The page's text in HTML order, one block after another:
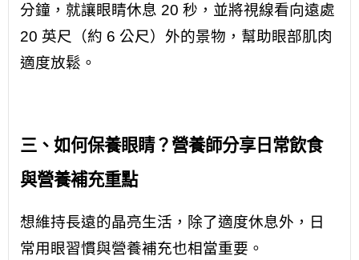
分鐘，就讓眼睛休息 20 秒，並將視線看向遠處
20 英尺（約 6 公尺）外的景物，幫助眼部肌肉
適度放鬆。
三、如何保養眼睛？營養師分享日常飲食
與營養補充重點
想維持長遠的晶亮生活，除了適度休息外，日
常用眼習慣與營養補充也相當重要。